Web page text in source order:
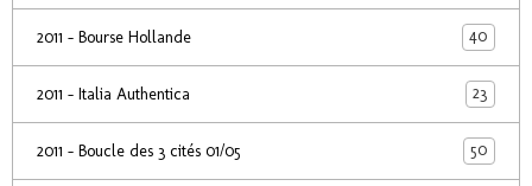
2011 - Bourse Hollande 40
2011 - Italia Authentica 23
2011 - Boucle des 3 cités 01/05 50